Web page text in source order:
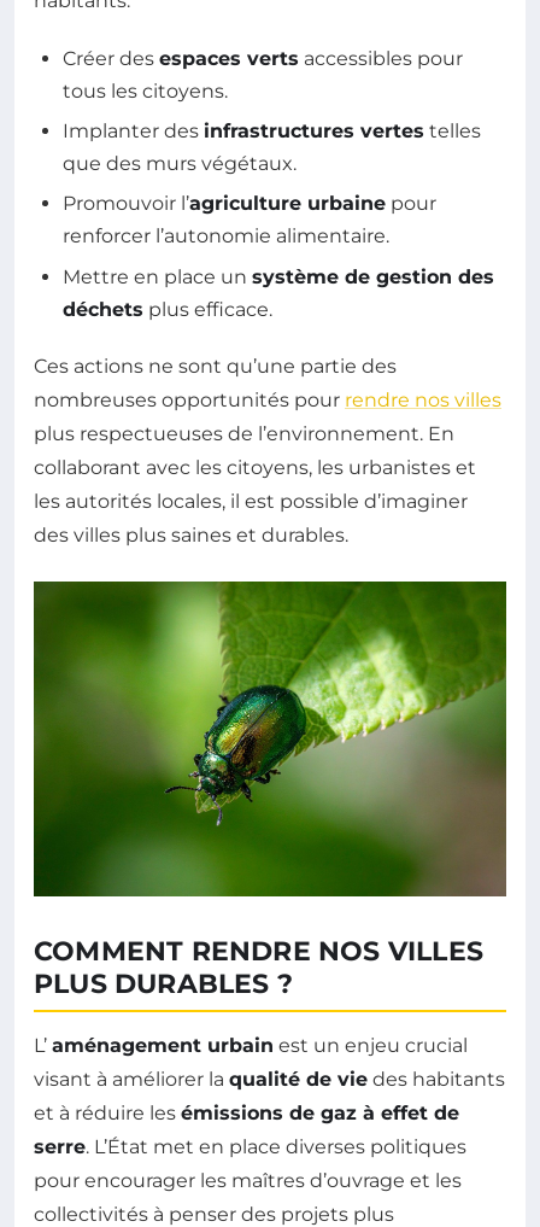
Créer des espaces verts accessibles pour
tous les citoyens.
Implanter des infrastructures vertes telles
que des murs végétaux.
Promouvoir l’agriculture urbaine pour
renforcer l’autonomie alimentaire.
Mettre en place un système de gestion des
déchets plus efficace.
Ces actions ne sont qu’une partie des
nombreuses opportunités pour rendre nos villes
plus respectueuses de l’environnement. En
collaborant avec les citoyens, les urbanistes et
les autorités locales, il est possible d’imaginer
des villes plus saines et durables.
COMMENT RENDRE NOS VILLES
PLUS DURABLES ?
L’ aménagement urbain est un enjeu crucial
visant à améliorer la qualité de vie des habitants
et à réduire les émissions de gaz à effet de
serre. L’État met en place diverses politiques
pour encourager les maîtres d’ouvrage et les
collectivités à penser des projets plus